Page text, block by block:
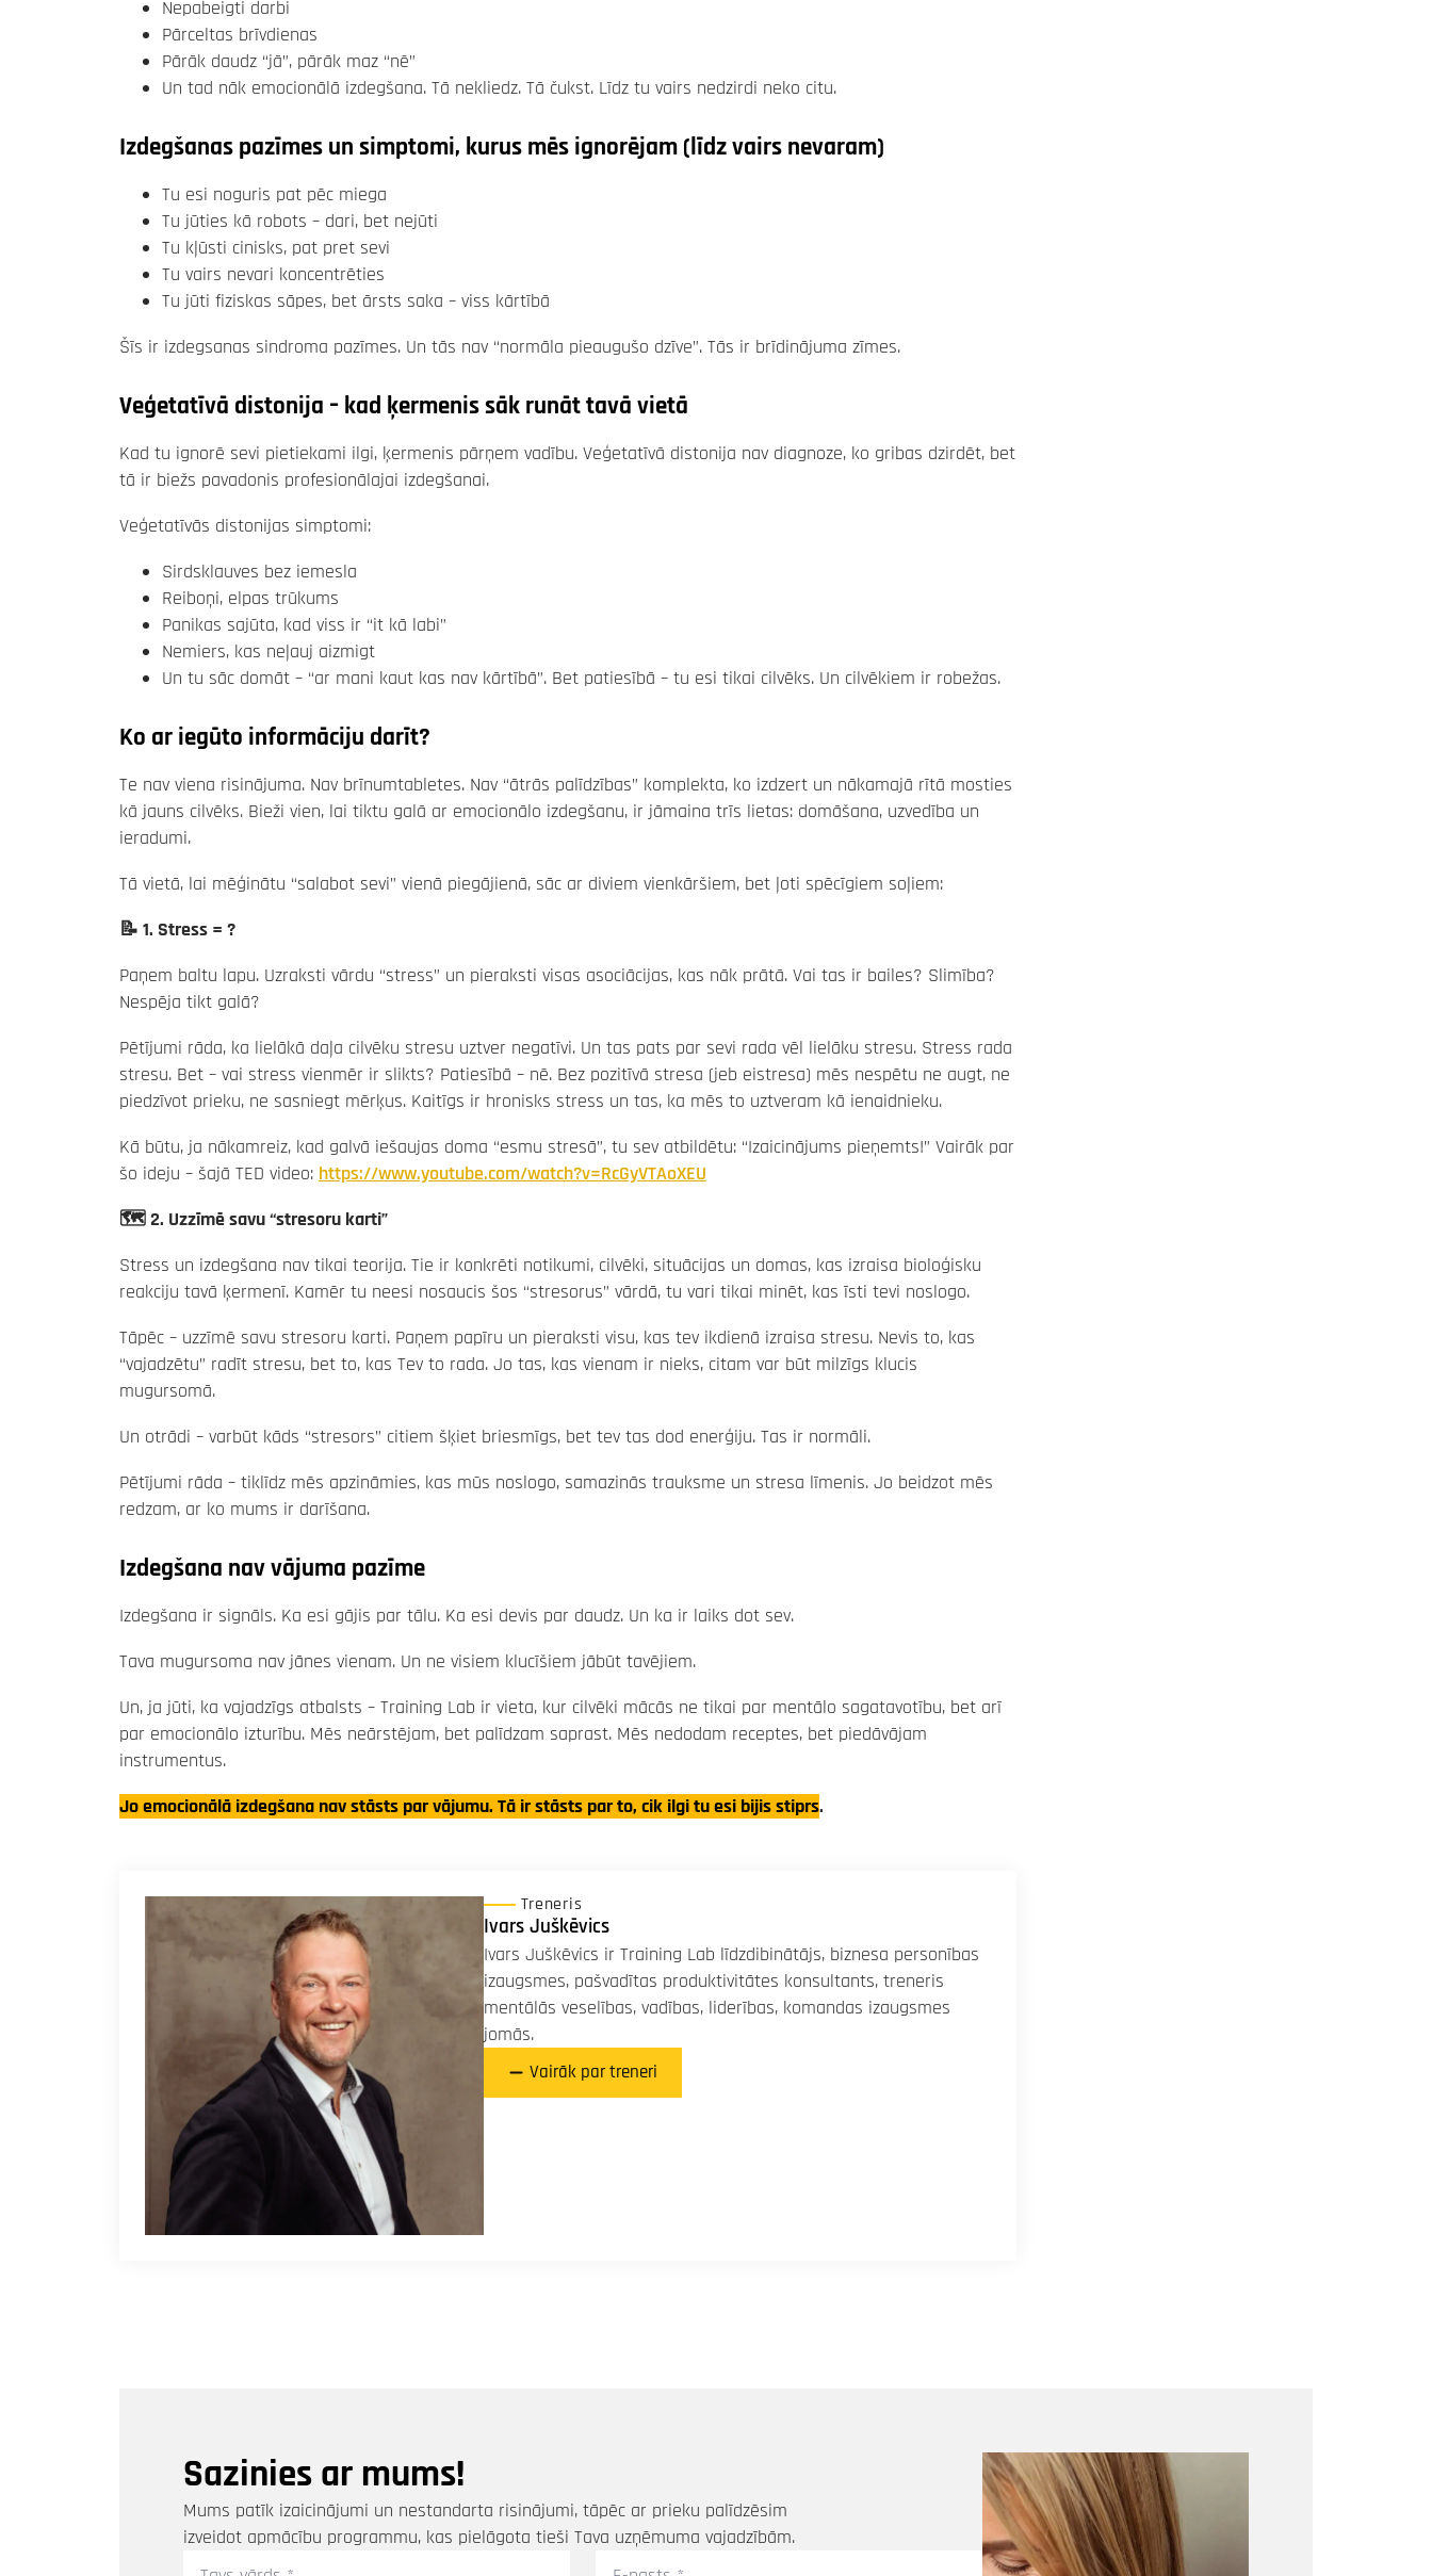
Nepabeigti darbi
Pārceltas brīvdienas
Pārāk daudz “jā”, pārāk maz “nē”
Un tad nāk emocionālā izdegšana. Tā nekliedz. Tā čukst. Līdz tu vairs nedzirdi neko citu.
Izdegšanas pazīmes un simptomi, kurus mēs ignorējam (līdz vairs nevaram)
Tu esi noguris pat pēc miega
Tu jūties kā robots – dari, bet nejūti
Tu kļūsti cinisks, pat pret sevi
Tu vairs nevari koncentrēties
Tu jūti fiziskas sāpes, bet ārsts saka – viss kārtībā
Šīs ir izdegsanas sindroma pazīmes. Un tās nav “normāla pieaugušo dzīve”. Tās ir brīdinājuma zīmes.
Veģetatīvā distonija – kad ķermenis sāk runāt tavā vietā
Kad tu ignorē sevi pietiekami ilgi, ķermenis pārņem vadību. Veģetatīvā distonija nav diagnoze, ko gribas dzirdēt, bet
tā ir biežs pavadonis profesionālajai izdegšanai.
Veģetatīvās distonijas simptomi:
Sirdsklauves bez iemesla
Reiboņi, elpas trūkums
Panikas sajūta, kad viss ir “it kā labi”
Nemiers, kas neļauj aizmigt
Un tu sāc domāt – “ar mani kaut kas nav kārtībā”. Bet patiesībā – tu esi tikai cilvēks. Un cilvēkiem ir robežas.
Ko ar iegūto informāciju darīt?
Te nav viena risinājuma. Nav brīnumtabletes. Nav “ātrās palīdzības” komplekta, ko izdzert un nākamajā rītā mosties
kā jauns cilvēks. Bieži vien, lai tiktu galā ar emocionālo izdegšanu, ir jāmaina trīs lietas: domāšana, uzvedība un
ieradumi.
Tā vietā, lai mēģinātu “salabot sevi” vienā piegājienā, sāc ar diviem vienkāršiem, bet ļoti spēcīgiem soļiem:
📝 1. Stress = ?
Paņem baltu lapu. Uzraksti vārdu “stress” un pieraksti visas asociācijas, kas nāk prātā. Vai tas ir bailes? Slimība?
Nespēja tikt galā?
Pētījumi rāda, ka lielākā daļa cilvēku stresu uztver negatīvi. Un tas pats par sevi rada vēl lielāku stresu. Stress rada
stresu. Bet – vai stress vienmēr ir slikts? Patiesībā – nē. Bez pozitīvā stresa (jeb eistresa) mēs nespētu ne augt, ne
piedzīvot prieku, ne sasniegt mērķus. Kaitīgs ir hronisks stress un tas, ka mēs to uztveram kā ienaidnieku.
Kā būtu, ja nākamreiz, kad galvā iešaujas doma “esmu stresā”, tu sev atbildētu: “Izaicinājums pieņemts!” Vairāk par
šo ideju – šajā TED video: https://www.youtube.com/watch?v=RcGyVTAoXEU
🗺️ 2. Uzzīmē savu “stresoru karti”
Stress un izdegšana nav tikai teorija. Tie ir konkrēti notikumi, cilvēki, situācijas un domas, kas izraisa bioloģisku
reakciju tavā ķermenī. Kamēr tu neesi nosaucis šos “stresorus” vārdā, tu vari tikai minēt, kas īsti tevi noslogo.
Tāpēc – uzzīmē savu stresoru karti. Paņem papīru un pieraksti visu, kas tev ikdienā izraisa stresu. Nevis to, kas
“vajadzētu” radīt stresu, bet to, kas Tev to rada. Jo tas, kas vienam ir nieks, citam var būt milzīgs klucis
mugursomā.
Un otrādi – varbūt kāds “stresors” citiem šķiet briesmīgs, bet tev tas dod enerģiju. Tas ir normāli.
Pētījumi rāda – tiklīdz mēs apzināmies, kas mūs noslogo, samazinās trauksme un stresa līmenis. Jo beidzot mēs
redzam, ar ko mums ir darīšana.
Izdegšana nav vājuma pazīme
Izdegšana ir signāls. Ka esi gājis par tālu. Ka esi devis par daudz. Un ka ir laiks dot sev.
Tava mugursoma nav jānes vienam. Un ne visiem klucīšiem jābūt tavējiem.
Un, ja jūti, ka vajadzīgs atbalsts – Training Lab ir vieta, kur cilvēki mācās ne tikai par mentālo sagatavotību, bet arī
par emocionālo izturību. Mēs neārstējam, bet palīdzam saprast. Mēs nedodam receptes, bet piedāvājam
instrumentus.
Jo emocionālā izdegšana nav stāsts par vājumu. Tā ir stāsts par to, cik ilgi tu esi bijis stiprs.
Treneris
Ivars Juškēvics
Ivars Juškēvics ir Training Lab līdzdibinātājs, biznesa personības
izaugsmes, pašvadītas produktivitātes konsultants, treneris
mentālās veselības, vadības, liderības, komandas izaugsmes
jomās.
Vairāk par treneri
Sazinies ar mums!
Mums patīk izaicinājumi un nestandarta risinājumi, tāpēc ar prieku palīdzēsim
izveidot apmācību programmu, kas pielāgota tieši Tava uzņēmuma vajadzībām.